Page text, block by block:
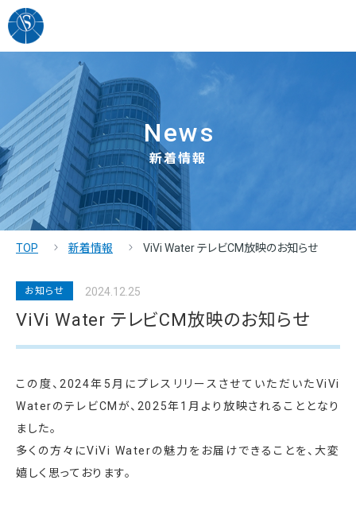
News
新着情報
TOP 新着情報 ViVi Water テレビCM放映のお知らせ
お知らせ 2024.12.25
ViVi Water テレビCM放映のお知らせ
この度、2024年5月にプレスリリースさせていただいたViVi
WaterのテレビCMが、2025年1月より放映されることとなり
ました。
多くの方々にViVi Waterの魅力をお届けできることを、大変
嬉しく思っております。